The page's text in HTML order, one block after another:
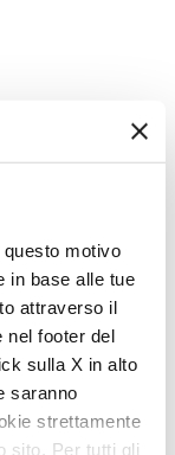
motivo
in base alle tue
attraverso il
nel footer del
sulla X in alto
saranno
strettamente
sito. Per tutti gli
e risorse